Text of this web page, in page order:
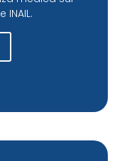
INAIL.